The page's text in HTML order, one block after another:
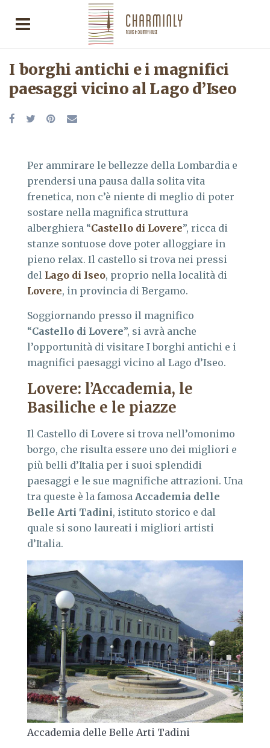
I borghi antichi e i magnifici
paesaggi vicino al Lago d’Iseo
Per ammirare le bellezze della Lombardia e
prendersi una pausa dalla solita vita
frenetica, non c’è niente di meglio di poter
sostare nella magnifica struttura
alberghiera “Castello di Lovere”, ricca di
stanze sontuose dove poter alloggiare in
pieno relax. Il castello si trova nei pressi
del Lago di Iseo, proprio nella località di
Lovere, in provincia di Bergamo.
Soggiornando presso il magnifico
“Castello di Lovere”, si avrà anche
l’opportunità di visitare I borghi antichi e i
magnifici paesaggi vicino al Lago d’Iseo.
Lovere: l’Accademia, le
Basiliche e le piazze
Il Castello di Lovere si trova nell’omonimo
borgo, che risulta essere uno dei migliori e
più belli d’Italia per i suoi splendidi
paesaggi e le sue magnifiche attrazioni. Una
tra queste è la famosa Accademia delle
Belle Arti Tadini, istituto storico e dal
quale si sono laureati i migliori artisti
d’Italia.
Accademia delle Belle Arti Tadini